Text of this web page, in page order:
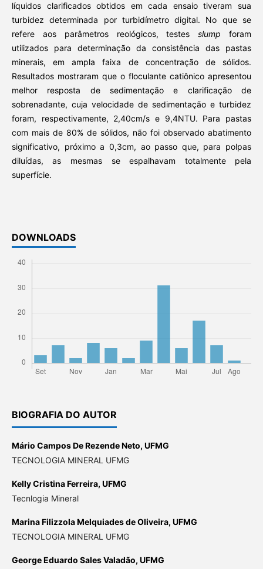
líquidos clarificados obtidos em cada ensaio tiveram sua
turbidez determinada por turbidímetro digital. No que se
refere aos parâmetros reológicos, testesslumpforam
utilizados para determinação da consistência das pastas
minerais, em ampla faixa de concentração de sólidos.
Resultados mostraram que o floculante catiônico apresentou
melhor resposta de sedimentação e clarificação de
sobrenadante, cuja velocidade de sedimentação e turbidez
foram, respectivamente, 2,40cm/s e 9,4NTU. Para pastas
com mais de 80% de sólidos, não foi observado abatimento
significativo, próximo a 0,3cm, ao passo que, para polpas
diluídas, as mesmas se espalhavam totalmente pela
superfície.
DOWNLOADS
BIOGRAFIA DO AUTOR
Mário Campos De Rezende Neto, UFMG
TECNOLOGIA MINERAL UFMG
Kelly Cristina Ferreira, UFMG
Tecnlogia Mineral
Marina Filizzola Melquiades de Oliveira, UFMG
TECNOLOGIA MINERAL UFMG
George Eduardo Sales Valadão, UFMG